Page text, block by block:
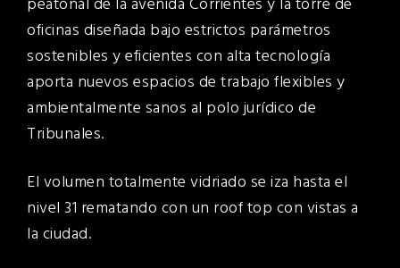
oficinas diseñada bajo estrictos parámetros
sostenibles y eficientes con alta tecnología
aporta nuevos espacios de trabajo flexibles y
ambientalmente sanos al polo jurídico de
Tribunales.
El volumen totalmente vidriado se iza hasta el
nivel 31 rematando con un roof top con vistas a
la ciudad.